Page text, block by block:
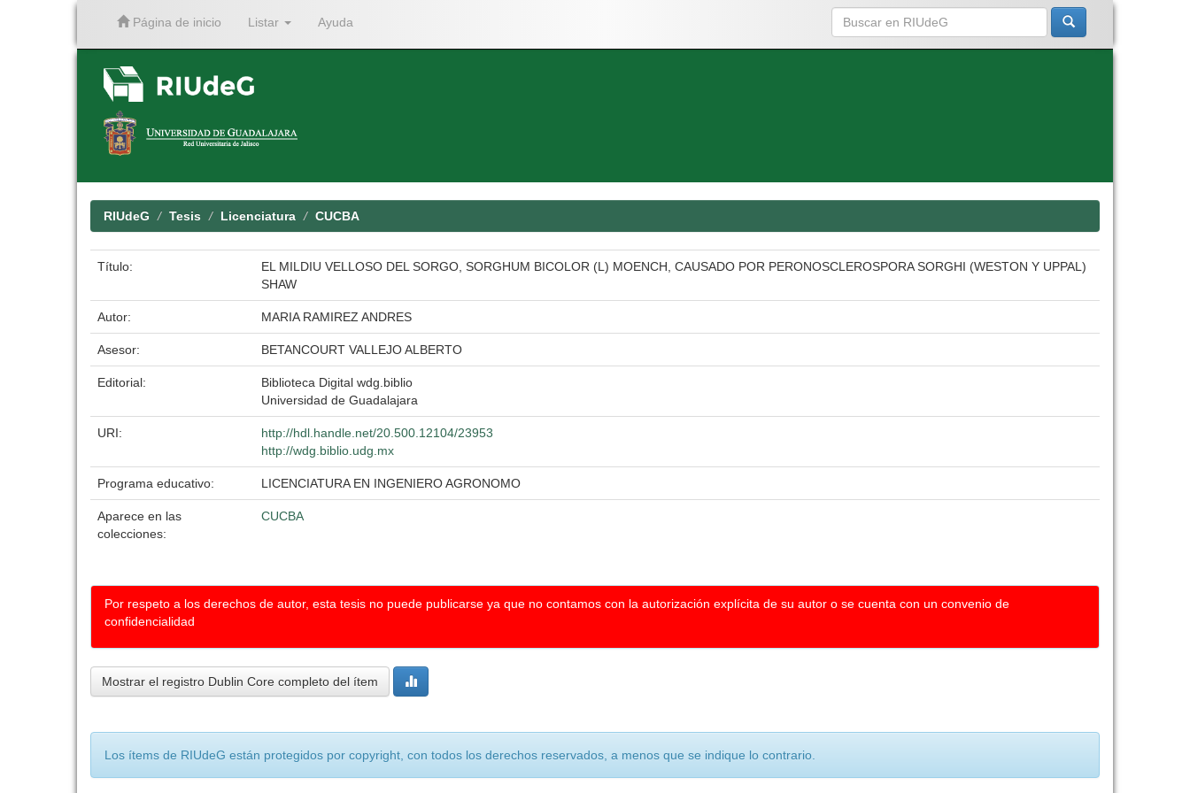
Página de inicio Listar Ayuda
RIUdeG Tesis Licenciatura CUCBA
Título:
EL MILDIU VELLOSO DEL SORGO, SORGHUM BICOLOR (L) MOENCH, CAUSADO POR PERONOSCLEROSPORA SORGHI (WESTON Y UPPAL)
SHAW
Autor: MARIA RAMIREZ ANDRES
Asesor: BETANCOURT VALLEJO ALBERTO
Editorial:
Biblioteca Digital wdg.biblio
Universidad de Guadalajara
URI:
http://hdl.handle.net/20.500.12104/23953
http://wdg.biblio.udg.mx
Programa educativo: LICENCIATURA EN INGENIERO AGRONOMO
Aparece en las
colecciones:
CUCBA
Por respeto a los derechos de autor, esta tesis no puede publicarse ya que no contamos con la autorización explícita de su autor o se cuenta con un convenio de
confidencialidad
Mostrar el registro Dublin Core completo del ítem
Los ítems de RIUdeG están protegidos por copyright, con todos los derechos reservados, a menos que se indique lo contrario.